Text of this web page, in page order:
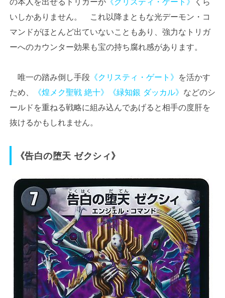
いしかありません。 これ以降まともな光デーモン・コ
マンドがほとんど出ていないこともあり、強力なトリガ
ーへのカウンター効果も宝の持ち腐れ感があります。
唯一の踏み倒し手段 《クリスティ・ゲート》 を活かす
ため、
《煌メク聖戦 絶十》 《緑知銀 ダッカル》 などのシ
ールドを重ねる戦略に組み込んであげると相手の度肝を
抜けるかもしれません。
《告白の堕天 ゼクシィ》